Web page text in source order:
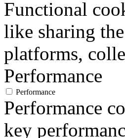
Functional
like sharing
platforms,
Performance
Performance
Performance
key